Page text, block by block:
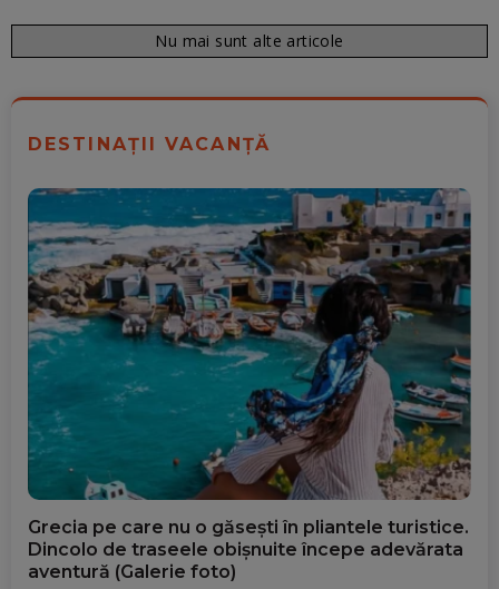
Nu mai sunt alte articole
DESTINAȚII VACANȚĂ
Grecia pe care nu o găsești în pliantele turistice.
Dincolo de traseele obișnuite începe adevărata
aventură (Galerie foto)